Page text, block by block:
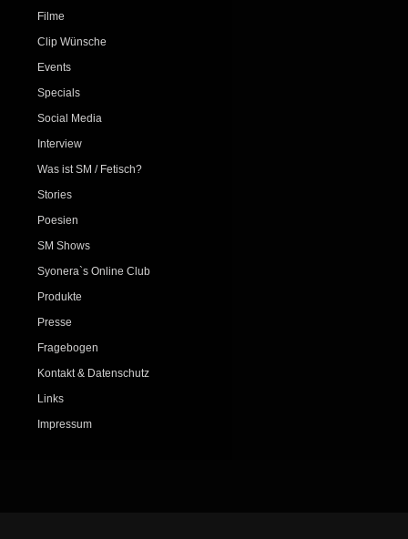
Filme
Clip Wünsche
Events
Specials
Social Media
Interview
Was ist SM / Fetisch?
Stories
Poesien
SM Shows
Syonera`s Online Club
Produkte
Presse
Fragebogen
Kontakt & Datenschutz
Links
Impressum